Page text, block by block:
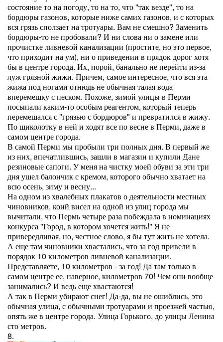
состояние то на погоду, то на то, что "так везде", то на
бордюры газонов, которые ниже самих газонов, и с которых
вся грязь сползает на тротуары. Вам не смешно? Заменить
бордюры-то не пробовали? И ни слова ни о замене или
прочистке ливневой канализации (простите, но это первое,
что приходит на ум), ни о приведении в прядок дорог хотя
бы в центре города. Их, порой, банально не перейти из-за
луж грязной жижи. Причем, самое интересное, что вся эта
жижа под ногами отнюдь не обычная талая вода
вперемешку с песком. Похоже, зимой улицы в Перми
посыпали каким-то особым реагентом, который теперь
перемешался с "грязью с бордюров" и превратился в жижу.
По щиколотку в ней и ходят все по весне в Перми, даже в
самом центре города.
В самой Перми мы пробыли три полных дня. В первый же
из них, впечатлившись, зашли в магазин и купили Дане
резиновые сапоги. У меня на чистку моей обуви за эти три
дня ушел балончик с кремом, которого обычно хватает на
всю осень, зиму и весну...
На одном из хвалебных плакатов о деятельности местных
чиновников, коий висел на одной из улиц города мы
вычитали, что Пермь четыре раза побеждала в номинациях
конкурса "Город, в котором хочется жить!" Я не
привередливая, но, честное слово, я бы тут жить не хотела.
А еще там чиновники хвастались, что за год привели в
порядок 10 километров ливневой канализации.
Представляете, 10 километров - за год! Да там только в
самом центре ее, наверное, километров 70! Чем они вообще
занимались? И ведь еще хвастаются!
А так в Перми убирают снег! Да-да, вы не ошиблись, это
обычная улица, с обычными тротуарами и проезжей частью,
опять же в центре города. Улица Горького, до улицы Ленина
сто метров.
8.